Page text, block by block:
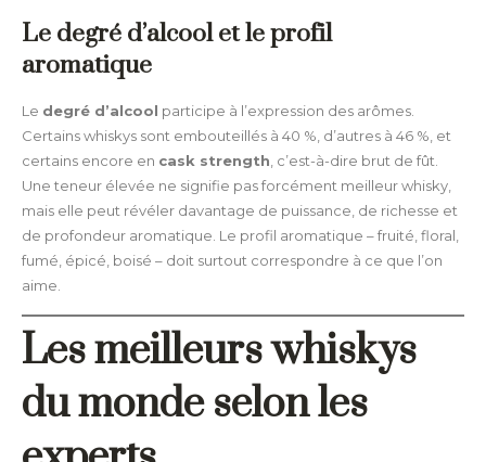
Le degré d’alcool et le profil
aromatique
Le degré d’alcool participe à l’expression des arômes.
Certains whiskys sont embouteillés à 40 %, d’autres à 46 %, et
certains encore en cask strength, c’est-à-dire brut de fût.
Une teneur élevée ne signifie pas forcément meilleur whisky,
mais elle peut révéler davantage de puissance, de richesse et
de profondeur aromatique. Le profil aromatique – fruité, floral,
fumé, épicé, boisé – doit surtout correspondre à ce que l’on
aime.
Les meilleurs whiskys
du monde selon les